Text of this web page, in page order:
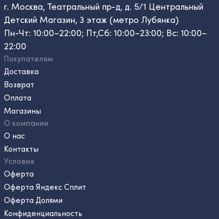
г. Москва, Театральный пр-д, д. 5/1 Центральный
Детский Магазин, 3 этаж (метро Лубянка)
Пн-Чт: 10:00–22:00; Пт,Сб: 10:00–23:00; Вс: 10:00–
22:00
Покупателям
Доставка
Возврат
Оплата
Магазины
О компании
О нас
Контакты
Условия
Оферта
Оферта Яндекс Сплит
Оферта Долями
Конфиденциальность